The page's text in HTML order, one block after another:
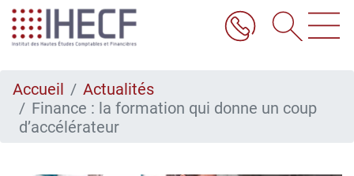
Aller
au
contenu
Accueil
Actualités
Finance : la formation qui donne un coup
d’accélérateur